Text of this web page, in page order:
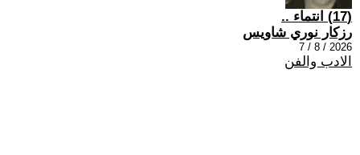
(17) انتماء ..
رزكار نوري شاويس
2026 / 8 / 7
الادب والفن